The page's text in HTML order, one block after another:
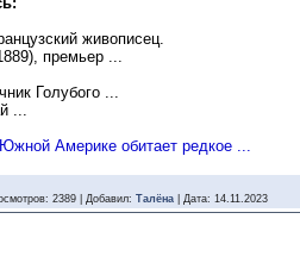
живописец.
премьер ...
Голубого ...
...
Америке обитает редкое ...
2389 Добавил: Талёна Дата: 14.11.2023